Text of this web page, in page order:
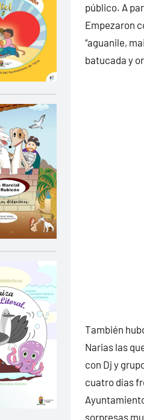
público. A
Empezaron
“aguanile,
batucada y
También
Narias las
con Dj y
cuatro días
sorpresas